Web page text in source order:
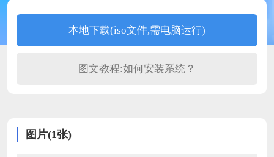
本地下载(iso文件,需电脑运行)
图文教程:如何安装系统？
图片(1张)